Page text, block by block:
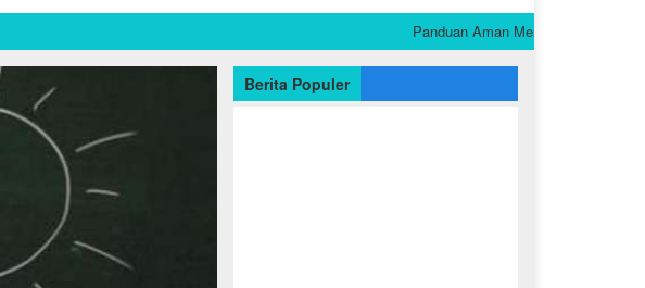
Panduan Aman Mengonsumsi Psyllium
Berita Populer